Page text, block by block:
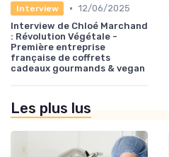
Interview • 12/06/2025
Interview de Chloé Marchand
: Révolution Végétale -
Première entreprise
française de coffrets
cadeaux gourmands & vegan
Les plus lus